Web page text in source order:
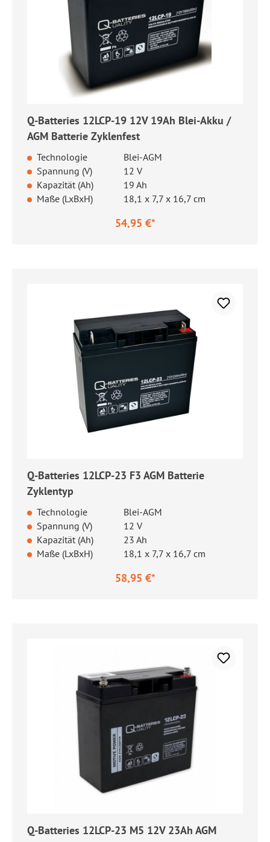
Q-Batteries 12LCP-19 12V 19Ah Blei-Akku /
AGM Batterie Zyklenfest
Technologie
Blei-AGM
Spannung (V)
12 V
Kapazität (Ah)
19 Ah
Maße (LxBxH)
18,1 x 7,7 x 16,7 cm
54,95 €*
Q-Batteries 12LCP-23 F3 AGM Batterie
Zyklentyp
Technologie
Blei-AGM
Spannung (V)
12 V
Kapazität (Ah)
23 Ah
Maße (LxBxH)
18,1 x 7,7 x 16,7 cm
58,95 €*
Q-Batteries 12LCP-23 M5 12V 23Ah AGM